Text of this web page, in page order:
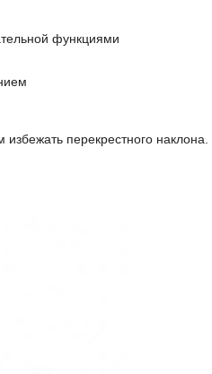
функциями
перекрестного наклона.